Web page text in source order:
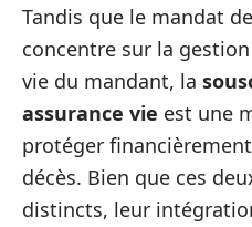
Tandis que le mandat
concentre sur la
vie du mandant, la
assurance vie est une
protéger
décès. Bien que ces
distincts, leur